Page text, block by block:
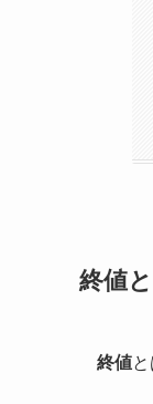
終値
終値と